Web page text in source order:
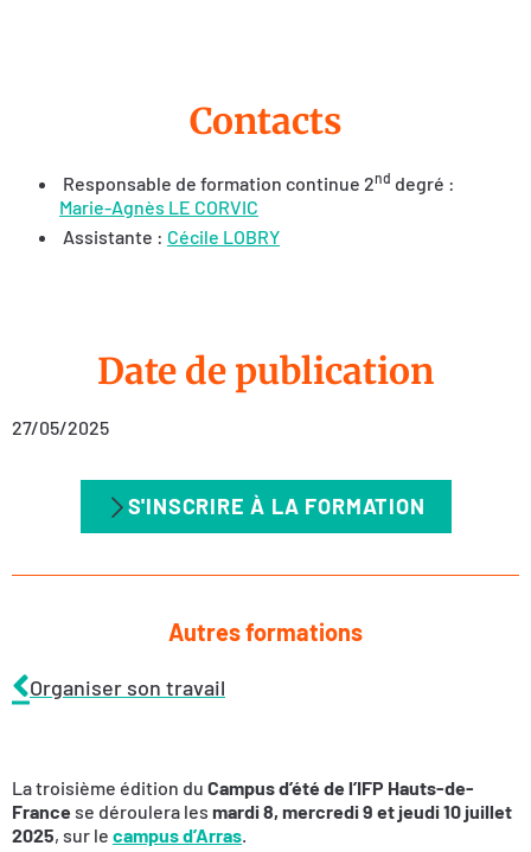
Contacts
Responsable de formation continue 2nd degré :
Marie-Agnès LE CORVIC
Assistante : Cécile LOBRY
Date de publication
27/05/2025
S'INSCRIRE À LA FORMATION
Autres formations
Organiser son travail
La troisième édition du Campus d’été de l’IFP Hauts-de-
France se déroulera les mardi 8, mercredi 9 et jeudi 10 juillet
2025, sur le campus d’Arras.